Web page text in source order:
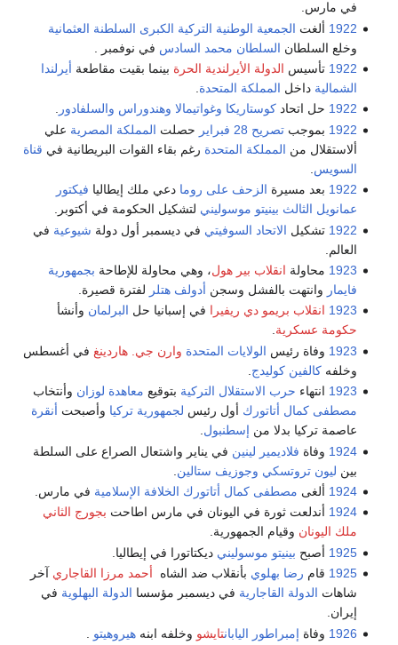
في مارس.
1922 ألغت الجمعية الوطنية التركية الكبرى السلطنة العثمانية
وخلع السلطان السلطان محمد السادس في نوفمبر .
1922 تأسيس الدولة الأيرلندية الحرة بينما بقيت مقاطعة أيرلندا
الشمالية داخل المملكة المتحدة
1922 حل اتحادكوستاريكا وغواتيمالا وهندوراس والسلفادور .
1922 بموجبتصريح 28 فبراير حصلت المملكة المصرية علي
ألاستقلال من المملكة المتحدة رغم بقاء القوات البريطانية في قناة
السويس
1922 بعد مسيرة الزحف على روما دعي ملك إيطاليا فيكتور
عمانويل الثالث بينيتو موسوليني لتشكيل الحكومة في أكتوبر.
1922 تشكيل الاتحاد السوفيتي في ديسمبر أول دولة شيوعية في
العالم.
1923 محاولة انقلاب بير هول، وهي محاولة للإطاحة بجمهورية
فايمار وانتهت بالفشل وسجن أدولف هتلر لفترة قصيرة.
1923 انقلاب بريمو دي ريفيرا في إسبانيا حل البرلمان وأنشأ
حكومة عسكرية.
1923 وفاة رئيس الولايات المتحدة وارن جي. هاردينغ في أغسطس
وخلفهكالفين كوليدج
1923 انتهاء حرب الاستقلال التركية بتوقيع معاهدة لوزان وأنتخاب
مصطفى كمال أتاتورك أول رئيس لجمهورية تركيا وأصبحت أنقرة
عاصمة تركيا بدلا من إسطنبول
1924 وفاة فلاديمير لينين في يناير واشتعال الصراع على السلطة
بين ليون تروتسكي وجوزيف ستالين
1924 ألغى مصطفى كمال أتاتورك الخلافة الإسلامية في مارس.
1924 أندلعت ثورة في اليونان في مارس اطاحت بجورج الثاني
ملك اليونان وقيام الجمهورية.
1925 أصبح بينيتو موسوليني ديكتاتورا في إيطاليا.
1925 قام رضا بهلوي بأنقلاب ضد الشاه أحمد مرزا القاجاري آخر
شاهات الدولة القاجارية في ديسمبر مؤسسا الدولة البهلوية في
إيران.
1926 وفاة إمبراطور اليابانتايشو وخلفه ابنههيروهيتو